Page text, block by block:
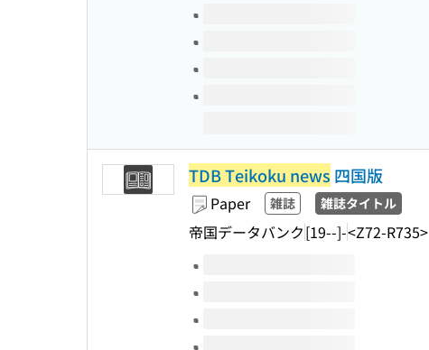
TDB Teikoku news 四国版
Paper 雑誌 雑誌タイトル
帝国データバンク[19--]-<Z72-R735>
Volumes of this title